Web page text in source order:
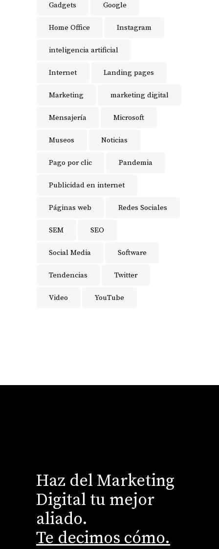
Gadgets Google
Home Office Instagram
inteligencia artificial
Internet Landing pages
Marketing marketing digital
Mensajería Microsoft
Museos Noticias
Pago por clic Pandemia
Publicidad en internet
Páginas web Redes Sociales
SEM SEO
Social Media Software
Tendencias Twitter
Video YouTube
Haz del Marketing
Digital tu mejor
aliado.
Te decimos cómo.